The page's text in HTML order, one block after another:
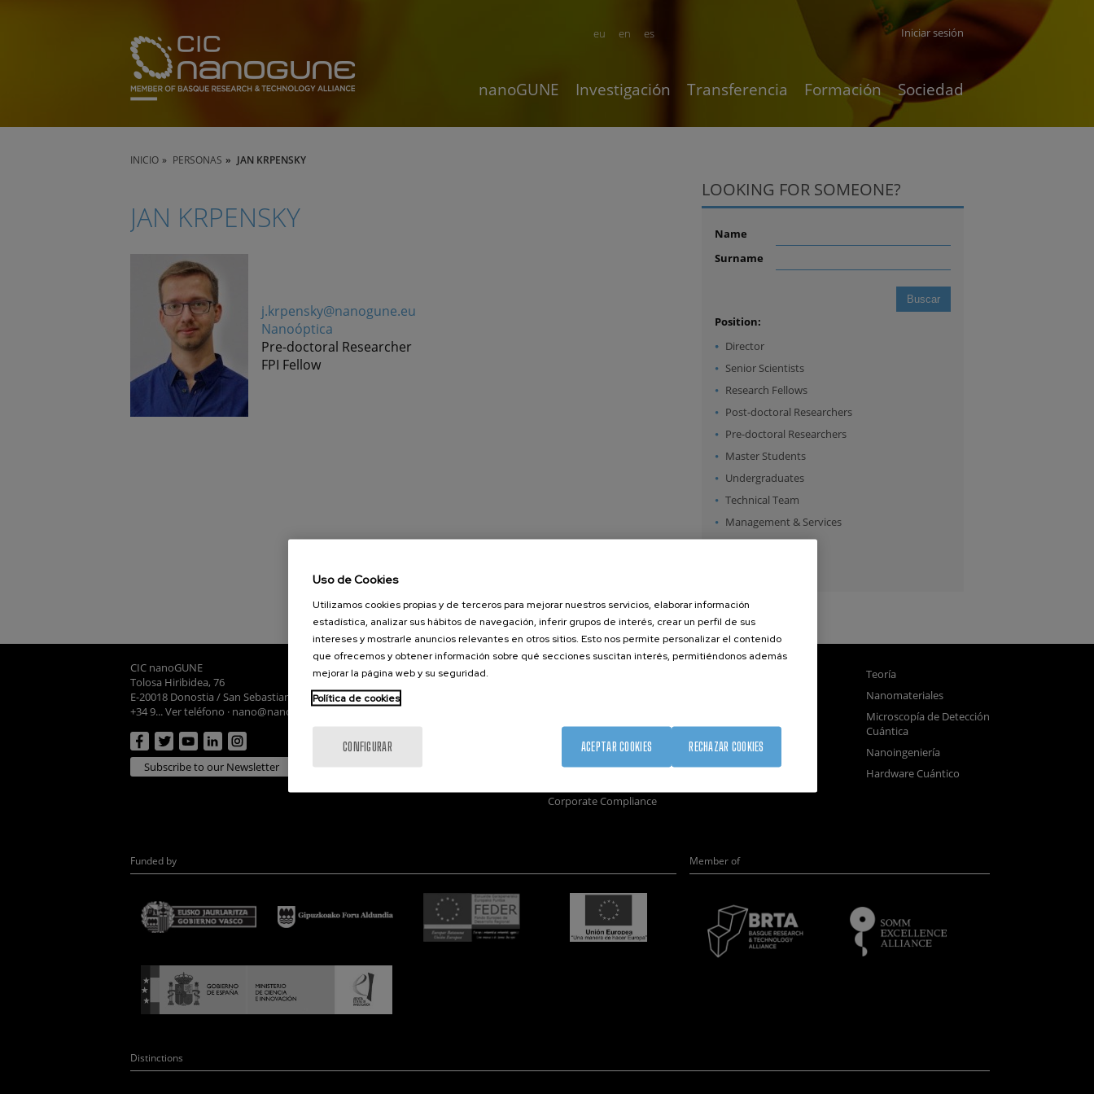
en es
eu Iniciar sesión
nanoGUNE Investigación Transferencia Formación Sociedad
INICIO PERSONAS JAN KRPENSKY
JAN KRPENSKY
j.krpensky@nanogune.eu
Nanoóptica
Pre-doctoral Researcher
FPI Fellow
LOOKING FOR SOMEONE?
Name
Surname
Position:
Director
Senior Scientists
Research Fellows
Post-doctoral Researchers
Pre-doctoral Researchers
Master Students
Undergraduates
Technical Team
Management & Services
Guest Researchers
CIC nanoGUNE
Tolosa Hiribidea, 76
E-20018 Donostia / San Sebastian
+34 9... Ver teléfono · nano@nanogune.eu
Subscribe to our Newsletter
nanoGUNE
Corporate Compliance
Teoría
Nanomateriales
Microscopía de Detección
Cuántica
Nanoingeniería
Hardware Cuántico
Funded by Member of
Distinctions
Uso de Cookies
Utilizamos cookies propias y de terceros para mejorar nuestros servicios, elaborar información
estadística, analizar sus hábitos de navegación, inferir grupos de interés, crear un perfil de sus
intereses y mostrarle anuncios relevantes en otros sitios. Esto nos permite personalizar el contenido
que ofrecemos y obtener información sobre qué secciones suscitan interés, permitiéndonos además
mejorar la página web y su seguridad.
Política de cookies
CONFIGURAR RECHAZAR COOKIES
ACEPTAR COOKIES